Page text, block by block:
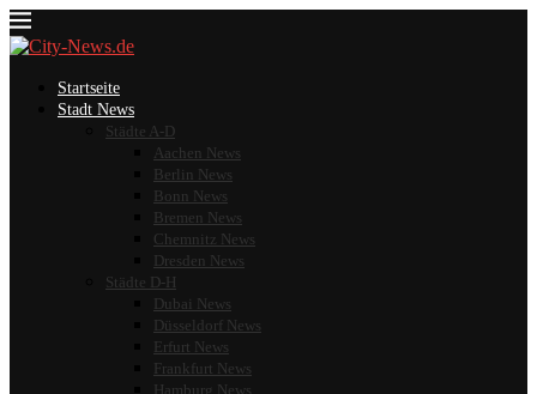
Startseite
Stadt News
Städte A-D
Aachen News
Berlin News
Bonn News
Bremen News
Chemnitz News
Dresden News
Städte D-H
Dubai News
Düsseldorf News
Erfurt News
Frankfurt News
Hamburg News